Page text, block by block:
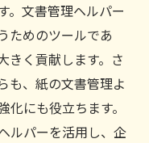
。文書管理ヘルパー
ためのツールであ
きく貢献します。さ
も、紙の文書管理よ
にも役立ちます。
ルパーを活用し、企